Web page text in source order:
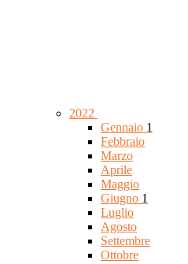
2022
Gennaio 1
Febbraio
Marzo
Aprile
Maggio
Giugno 1
Luglio
Agosto
Settembre
Ottobre